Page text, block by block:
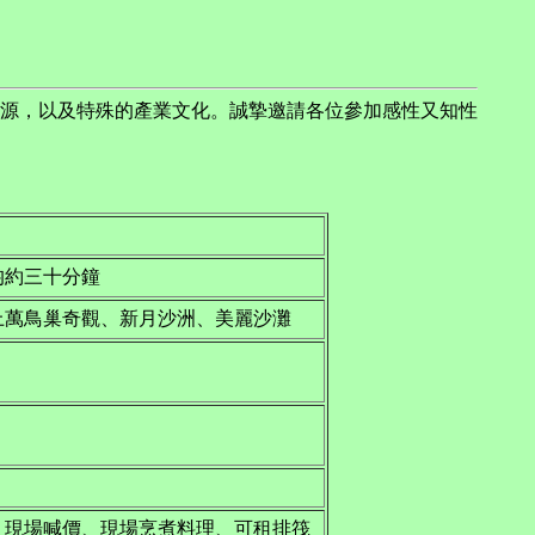
以及特殊的產業文化。誠摯邀請各位參加感性又知性
三十分鐘
鳥巢奇觀、新月沙洲、美麗沙灘
場喊價、現場烹煮料理、可租排筏